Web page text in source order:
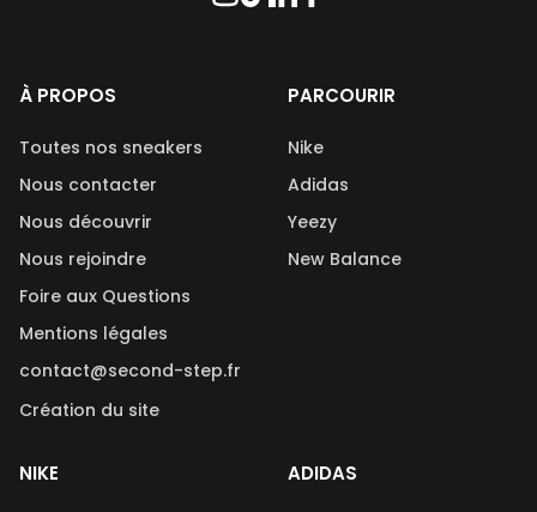
À PROPOS
Toutes nos sneakers
Nous contacter
Nous découvrir
Nous rejoindre
Foire aux Questions
Mentions légales
contact@second-step.fr
Création du site
PARCOURIR
Nike
Adidas
Yeezy
New Balance
NIKE ADIDAS